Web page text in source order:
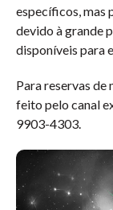
específicos, mas
devido à grande
disponíveis para
Para reservas de
feito pelo canal
9903-4303.